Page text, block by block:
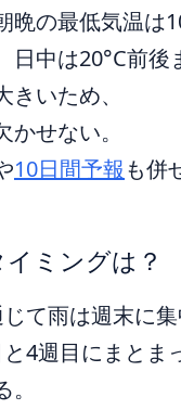
晩の最低気温は
日中は20°C前後
いため、
せない。
10日間予報も併
ミングは？
て雨は週末に集
4週目にまとま